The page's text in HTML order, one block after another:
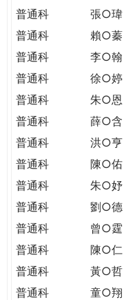
普通科
張○瑋
普通科
賴○蓁
普通科
李○翰
普通科
徐○婷
普通科
朱○恩
普通科
薛○含
普通科
洪○亨
普通科
陳○佑
普通科
朱○妤
普通科
劉○德
普通科
曾○霆
普通科
陳○仁
普通科
黃○哲
普通科
童○翔